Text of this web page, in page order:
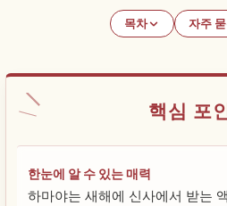
목차 자주
핵심 포
한눈에 알 수 있는 매력
하마야는 새해에 신사에서 받는